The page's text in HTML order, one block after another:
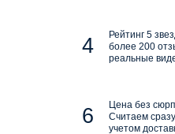
Рейтинг 5
более 200
реальные
Цена без
Считаем
учетом